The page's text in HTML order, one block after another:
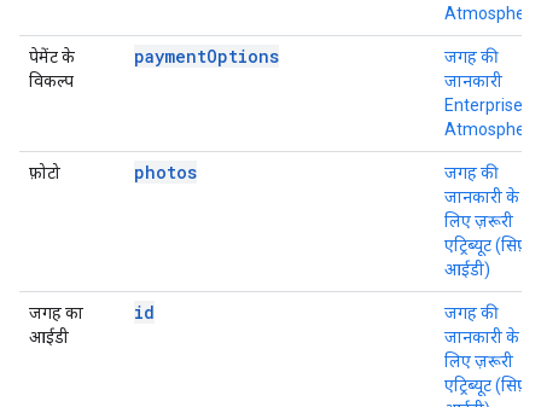
Atmosphere
पेमेंट के
विकल्प
paymentOptions
जगह की
जानकारी
Enterprise +
Atmosphere
फ़ोटो photos
जगह की
जानकारी के
लिए ज़रूरी
एट्रिब्यूट (सिर्फ़
आईडी)
जगह का
आईडी
id
जगह की
जानकारी के
लिए ज़रूरी
एट्रिब्यूट (सिर्फ़